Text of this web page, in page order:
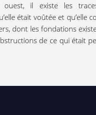
il existe les
était voûtée et qu’elle
dont les fondations
de ce qui était